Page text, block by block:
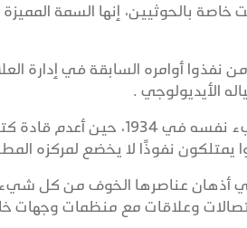
خاصة بالحوثيين، إنها السمة
نفذوا أوامره السابقة في إدارة
الأيديولوجي .
هتلر فعل الشيء نفسه في
يمتلكون نفوذًا لا يخضع لمركزه
أذهان عناصرها الخوف من كل شيء
وعلاقات مع منظمات وجهات